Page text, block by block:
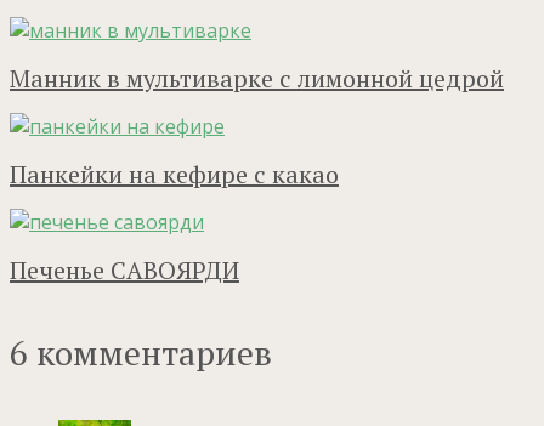
Манник в мультиварке с лимонной цедрой
Панкейки на кефире с какао
Печенье САВОЯРДИ
6 комментариев